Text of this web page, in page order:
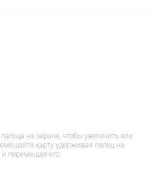
на экране, чтобы увеличить или
карту удерживая палец на
и перемещая его.